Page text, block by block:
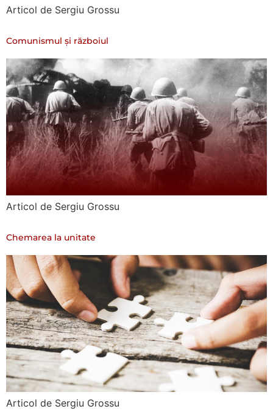
Articol de Sergiu Grossu
Comunismul și războiul
Articol de Sergiu Grossu
Chemarea la unitate
Articol de Sergiu Grossu